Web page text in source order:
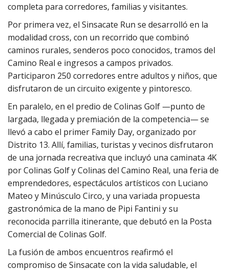
completa para corredores, familias y visitantes.
Por primera vez, el Sinsacate Run se desarrolló en la
modalidad cross, con un recorrido que combinó
caminos rurales, senderos poco conocidos, tramos del
Camino Real e ingresos a campos privados.
Participaron 250 corredores entre adultos y niños, que
disfrutaron de un circuito exigente y pintoresco.
En paralelo, en el predio de Colinas Golf —punto de
largada, llegada y premiación de la competencia— se
llevó a cabo el primer Family Day, organizado por
Distrito 13. Allí, familias, turistas y vecinos disfrutaron
de una jornada recreativa que incluyó una caminata 4K
por Colinas Golf y Colinas del Camino Real, una feria de
emprendedores, espectáculos artísticos con Luciano
Mateo y Minúsculo Circo, y una variada propuesta
gastronómica de la mano de Pipi Fantini y su
reconocida parrilla itinerante, que debutó en la Posta
Comercial de Colinas Golf.
La fusión de ambos encuentros reafirmó el
compromiso de Sinsacate con la vida saludable, el